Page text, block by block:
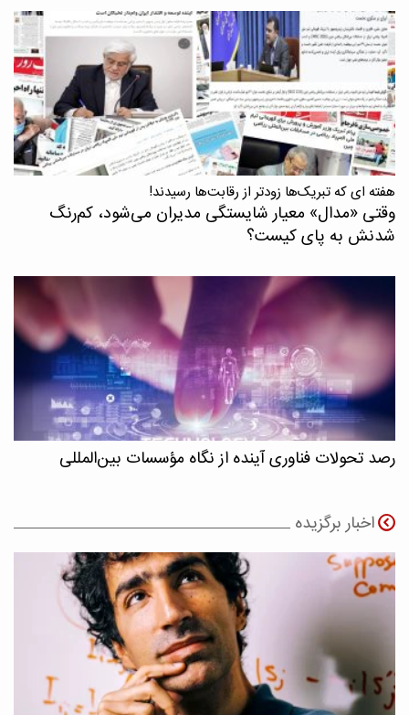
هفته ای که تبریک‌ها زودتر از رقابت‌ها رسیدند!
وقتی «مدال‌» معیار شایستگی مدیران می‌شود، کم‌رنگ
شدنش به پای کیست؟
رصد تحولات فناوری آینده از نگاه مؤسسات بین‌المللی
اخبار برگزیده